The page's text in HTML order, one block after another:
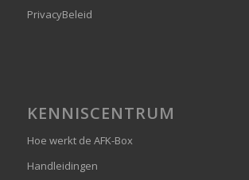
PrivacyBeleid
KENNISCENTRUM
Hoe werkt de AFK-Box
Handleidingen